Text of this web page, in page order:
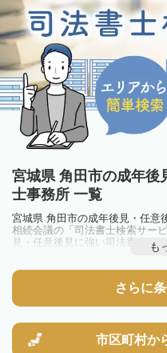
宮城県 角田市の成年後
士事務所 一覧
宮城県 角田市の成年後見・任意
相続会議の「司法書士検索サー
見・任意後見に強い司法書士事
のトラブルやお悩みを抱えてい
も
さらに
市区町村か